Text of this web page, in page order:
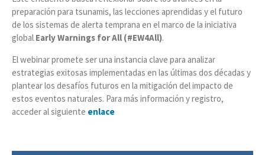
preparación para tsunamis, las lecciones aprendidas y el futuro
de los sistemas de alerta temprana en el marco de la iniciativa
global Early Warnings for All (#EW4All).
El webinar promete ser una instancia clave para analizar
estrategias exitosas implementadas en las últimas dos décadas y
plantear los desafíos futuros en la mitigación del impacto de
estos eventos naturales. Para más información y registro,
acceder al siguiente enlace